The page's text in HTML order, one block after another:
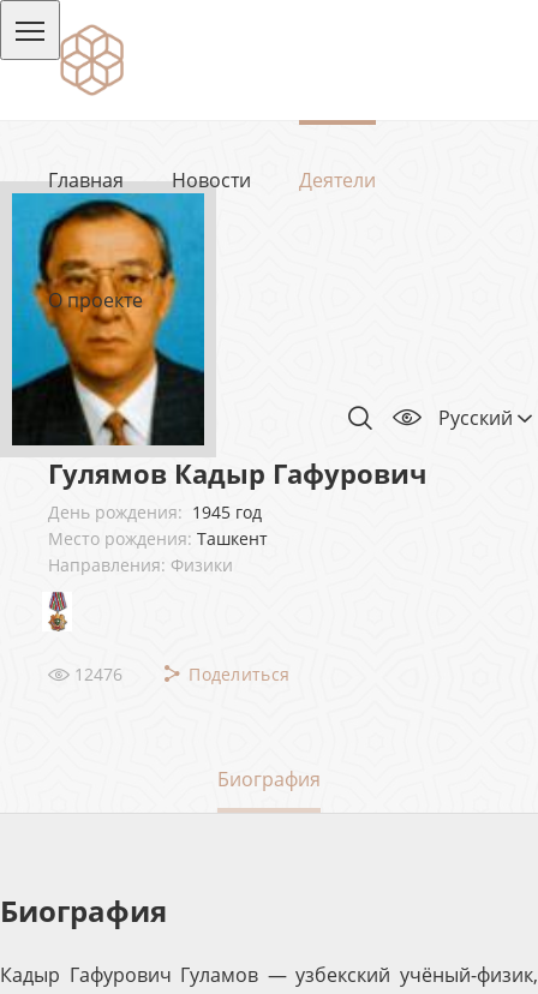
Главная Новости Деятели
О проекте
Русский
Гулямов Кадыр Гафурович
День рождения: 1945 год
Место рождения: Ташкент
Направления: Физики
12476 Поделиться
Биография
Биография
Кадыр Гафурович Гуламов — узбекский учёный-физик,